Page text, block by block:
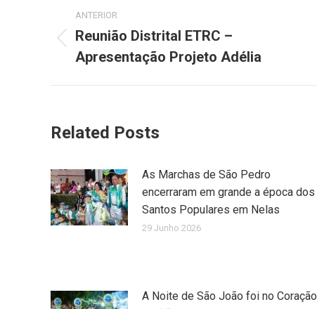
navigation
ANTERIOR
post:
Reunião Distrital ETRC –
Apresentação Projeto Adélia
Related Posts
As Marchas de São Pedro
encerraram em grande a época dos
Santos Populares em Nelas
29 Junho 2026
A Noite de São João foi no Coração